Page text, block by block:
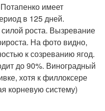
имеет
в 125 дней.
роста. Вызревание
На фото видно,
к созреванию ягод.
до 90%. Виноградный
хотя к филлоксере
корневую систему)